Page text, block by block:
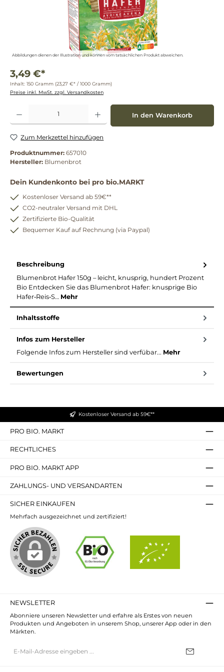
Abbildungen dienen der Illustration und können vom tatsächlichen Produkt abweichen.
3,49 €*
Inhalt: 150 Gramm (23,27 €* / 1000 Gramm)
Preise inkl. MwSt. zzgl. Versandkosten
Produkt Anzahl: Gib den gewünschten Wert ein oder benutze die Schaltflächen um
In den Warenkorb
Zum Merkzettel hinzufügen
Produktnummer: 657010
Hersteller: Blumenbrot
Dein Kundenkonto bei pro bio.MARKT
Kostenloser Versand ab 59€**
CO2-neutraler Versand mit DHL
Zertifizierte Bio-Qualität
Bequemer Kauf auf Rechnung (via Paypal)
Beschreibung
Blumenbrot Hafer 150g – leicht, knusprig, hundert Prozent
Bio Entdecken Sie das Blumenbrot Hafer: knusprige Bio
Hafer‑Reis‑S… Mehr
Inhaltsstoffe
Infos zum Hersteller
Folgende Infos zum Hersteller sind verfübar... Mehr
Bewertungen
Kostenloser Versand ab 59€**
PRO BIO. MARKT
RECHTLICHES
PRO BIO. MARKT APP
ZAHLUNGS- UND VERSANDARTEN
SICHER EINKAUFEN
Mehrfach ausgezeichnet und zertifiziert!
NEWSLETTER
Abonniere unseren Newsletter und erfahre als Erstes von neuen
Produkten und Angeboten in unserem Shop, unserer App oder in den
Märkten.
Mail-